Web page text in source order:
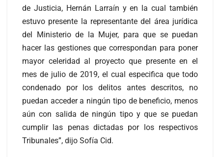
de Justicia, Hernán Larraín y en la cual también
estuvo presente la representante del área jurídica
del Ministerio de la Mujer, para que se puedan
hacer las gestiones que correspondan para poner
mayor celeridad al proyecto que presente en el
mes de julio de 2019, el cual especifica que todo
condenado por los delitos antes descritos, no
puedan acceder a ningún tipo de beneficio, menos
aún con salida de ningún tipo y que se puedan
cumplir las penas dictadas por los respectivos
Tribunales”, dijo Sofía Cid.